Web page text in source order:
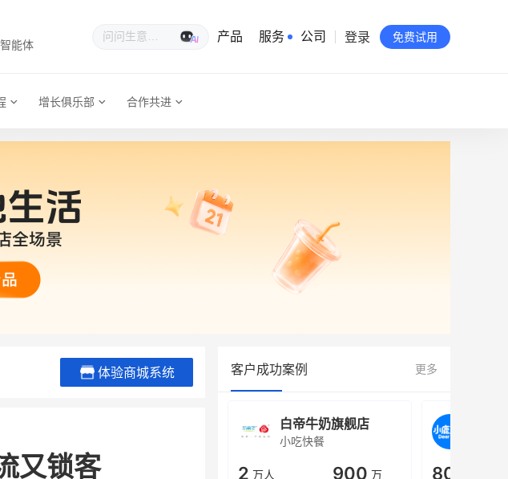
能体
生意专家
产品 服务 公司
有赞公益
站点地图
登录 免费试用
增长俱乐部 合作共进
体验商城系统
又锁客
客户成功案例 更多
万
2000
白帝牛奶旗舰店
小吃快餐
900
小鹿蓝蓝会员
休闲零食
80%